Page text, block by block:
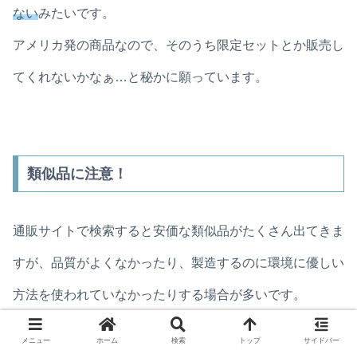
ないみたいです。
アメリカ発の商品なので、そのうち限定セットとか販売し
てくれないかなぁ…と秘かに願っています。
類似品に注意！
通販サイトで検索すると安価な類似品がたくさん出てきま
すが、品質がよくなかったり、製造するのに環境に優しい
方法を使われていなかったりする場合が多いです。
スタッシャーはBコーポレーション認証 を受けている、環
メニュー ホーム 検索 トップ サイドバー